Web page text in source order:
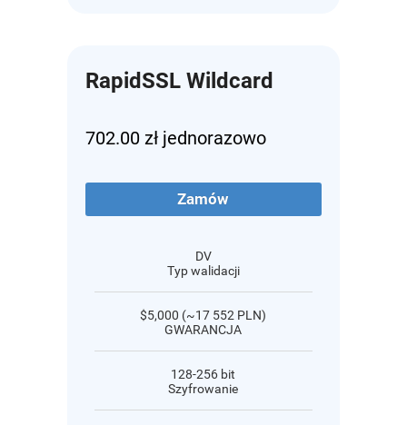
RapidSSL Wildcard
702.00 zł jednorazowo
Zamów
DV
Typ walidacji
$5,000 (~17 552 PLN)
GWARANCJA
128-256 bit
Szyfrowanie